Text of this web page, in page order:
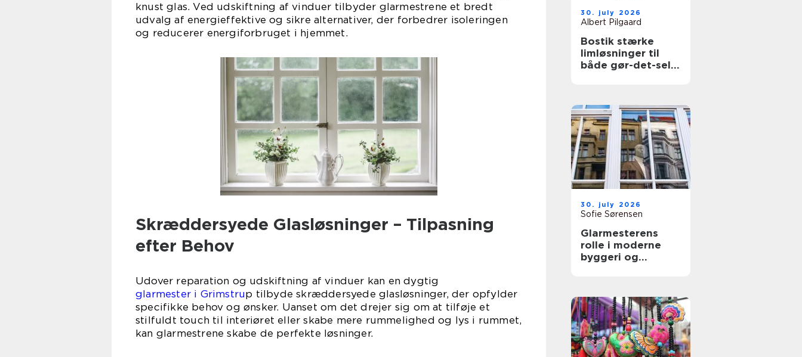
knust glas. Ved udskiftning af vinduer tilbyder glarmestrene et bredt
udvalg af energieffektive og sikre alternativer, der forbedrer isoleringen
og reducerer energiforbruget i hjemmet.
Skræddersyede Glasløsninger – Tilpasning
efter Behov
Udover reparation og udskiftning af vinduer kan en dygtig
glarmester i Grimstrup tilbyde skræddersyede glasløsninger, der opfylder
specifikke behov og ønsker. Uanset om det drejer sig om at tilføje et
stilfuldt touch til interiøret eller skabe mere rummelighed og lys i rummet,
kan glarmestrene skabe de perfekte løsninger.
30. july 2026
Albert Pilgaard
Bostik stærke
limløsninger til
både gør-det-selv
30. july 2026
Sofie Sørensen
Glarmesterens
rolle i moderne
byggeri og